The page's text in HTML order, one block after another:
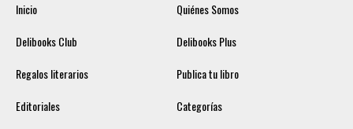
Inicio
Quiénes Somos
Delibooks Club
Delibooks Plus
Regalos literarios
Publica tu libro
Editoriales
Categorías